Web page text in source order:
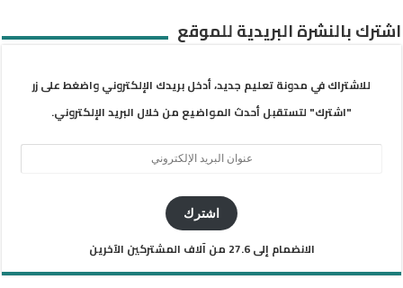
اشترك بالنشرة البريدية للموقع
للاشتراك في مدونة تعليم جديد، أدخل بريدك الإلكتروني واضغط على زر
"اشترك" لتستقبل أحدث المواضيع من خلال البريد الإلكتروني.
اشترك
الانضمام إلى 27.6 من آلاف المشتركين الآخرين